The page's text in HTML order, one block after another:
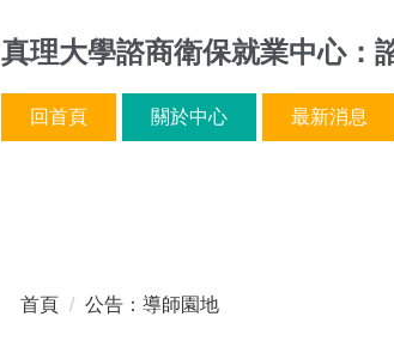
真理大學諮商衛保就業中心：
回首頁 關於中心 最新消息
首頁 公告：導師園地